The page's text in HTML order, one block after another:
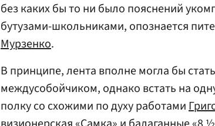
без каких бы то ни было пояснений
бутузами-школьниками, опознается
Мурзенко.
В принципе, лента вполне могла бы
междусобойчиком, однако встать на
полку со схожими по духу работами